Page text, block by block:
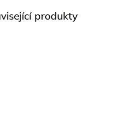
produkty